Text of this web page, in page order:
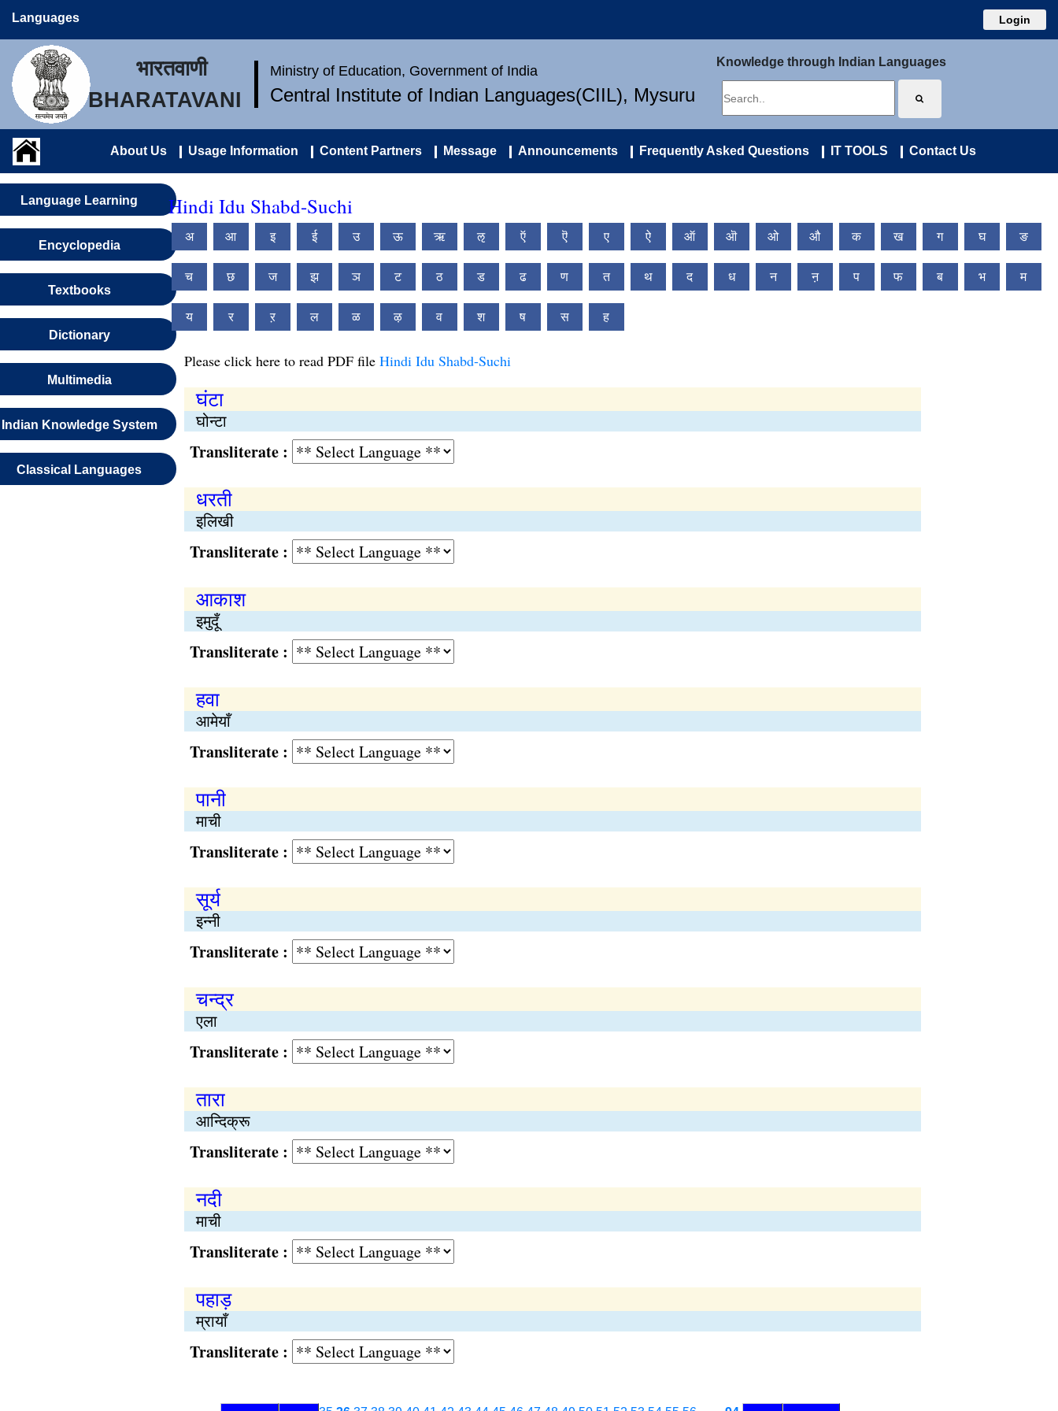
Languages Login
भारतवाणी
BHARATAVANI
Ministry of Education, Government of India
Central Institute of Indian Languages(CIIL), Mysuru
Knowledge through Indian Languages
About Us Usage Information Content Partners Message Announcements Frequently Asked Questions IT TOOLS Contact Us
Language Learning
Encyclopedia
Textbooks
Dictionary
Multimedia
Indian Knowledge System
Classical Languages
Hindi Idu Shabd-Suchi
अ आ इ ई उ ऊ ऋ ऌ ऍ ऎ ए ऐ ऑ ऒ ओ औ क ख ग घ ङ
च छ ज झ ञ ट ठ ड ढ ण त थ द ध न ऩ प फ ब भ म
य र ऱ ल ळ ऴ व श ष स ह
Please click here to read PDF file Hindi Idu Shabd-Suchi
घंटा
घोन्टा
Transliterate :
धरती
इलिखी
Transliterate :
आकाश
इमुदूँ
Transliterate :
हवा
आमेयाँ
Transliterate :
पानी
माची
Transliterate :
सूर्य
इन्नी
Transliterate :
चन्द्र
एला
Transliterate :
तारा
आन्दिक्रू
Transliterate :
नदी
माची
Transliterate :
पहाड़
म्रायाँ
Transliterate :